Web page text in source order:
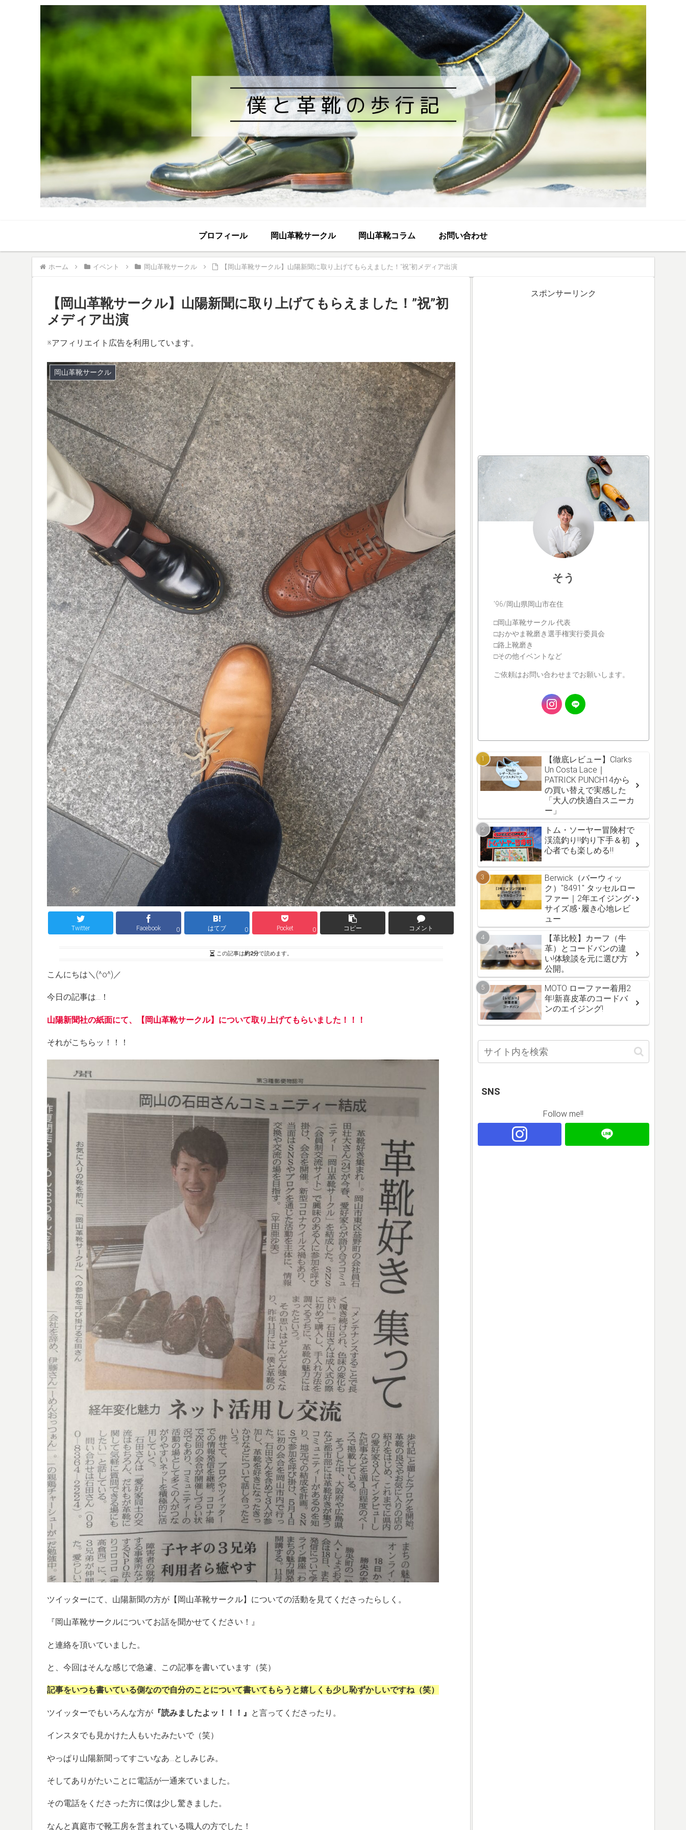
プロフィール 岡山革靴サークル 岡山革靴コラム お問い合わせ
ホーム イベント 岡山革靴サークル 【岡山革靴サークル】山陽新聞に取り上げてもらえました！”祝”初メディア出演
【岡山革靴サークル】山陽新聞に取り上げてもらえました！”祝”初
メディア出演
※アフィリエイト広告を利用しています。
岡山革靴サークル
Twitter Facebook 0 はてブ 0 Pocket 0 コピー コメント
この記事は約2分で読めます。
こんにちは＼(^o^)／
今日の記事は…！
山陽新聞社の紙面にて、【岡山革靴サークル】について取り上げてもらいました！！！
それがこちらッ！！！
ツイッターにて、山陽新聞の方が【岡山革靴サークル】についての活動を見てくださったらしく。
『岡山革靴サークルについてお話を聞かせてください！』
と連絡を頂いていました。
と、今回はそんな感じで急遽、この記事を書いています（笑）
記事をいつも書いている側なので自分のことについて書いてもらうと嬉しくも少し恥ずかしいですね（笑）
ツイッターでもいろんな方が『読みましたよッ！！！』 と言ってくださったり。
インスタでも見かけた人もいたみたいで（笑）
やっぱり山陽新聞ってすごいなあ…としみじみ。
そしてありがたいことに電話が一通来ていました。
その電話をくださった方に僕は少し驚きました。
なんと真庭市で靴工房を営まれている職人の方でした！
スポンサーリンク
そう
'96/岡山県岡山市在住
□岡山革靴サークル 代表
□おかやま靴磨き選手権実行委員会
□路上靴磨き
□その他イベントなど
ご依頼はお問い合わせまでお願いします。
【徹底レビュー】Clarks
Un Costa Lace｜
PATRICK PUNCH14から
の買い替えで実感した
「大人の快適白スニーカ
ー」
トム・ソーヤー冒険村で
渓流釣り‼釣り下手＆初
心者でも楽しめる‼
Berwick（バーウィッ
ク）"8491" タッセルロー
ファー｜2年エイジング･
サイズ感･履き心地レビ
ュー
【革比較】カーフ（牛
革）とコードバンの違
い!体験談を元に選び方
公開。
MOTO ローファー着用2
年!新喜皮革のコードバ
ンのエイジング!
SNS
Follow me!!